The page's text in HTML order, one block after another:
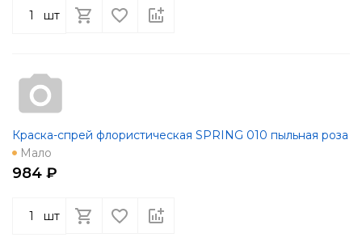
шт
Краска-спрей флористическая SPRING 010 пыльная роза
Мало
984 ₽
шт